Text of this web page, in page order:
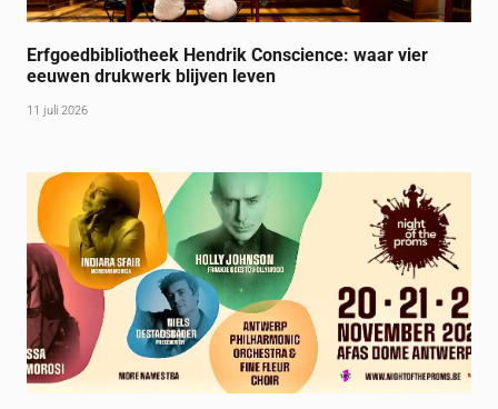
Erfgoedbibliotheek Hendrik Conscience: waar vier
eeuwen drukwerk blijven leven
11 juli 2026